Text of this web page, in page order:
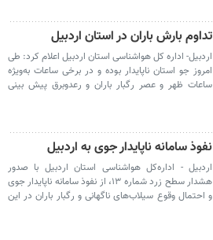
تداوم بارش باران در استان اردبیل
اردبیل- اداره کل هواشناسی استان اردبیل اعلام کرد: طی
امروز جو استان ناپایدار بوده و در برخی ساعات به‌ویژه
ساعات ظهر و عصر رگبار باران و رعدوبرق پیش بینی
نفوذ سامانه ناپایدار جوی به اردبیل
اردبیل - اداره‌کل هواشناسی استان اردبیل با صدور
هشدار سطح زرد شماره ۱۳، از نفوذ سامانه ناپایدار جوی
و احتمال وقوع سیلاب‌های ناگهانی و رگبار باران در این